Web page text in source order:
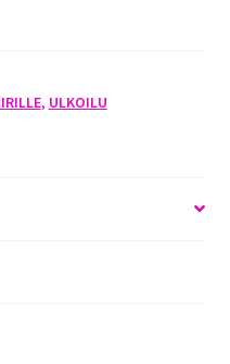
, ULKOILU